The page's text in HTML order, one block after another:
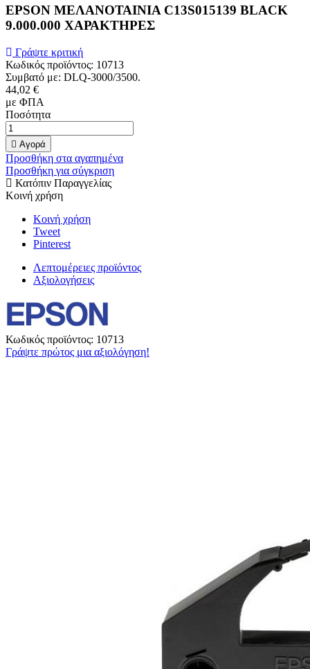
EPSON ΜΕΛΑΝΟΤΑΙΝΙΑ C13S015139 BLACK
9.000.000 ΧΑΡΑΚΤΗΡΕΣ
Γράψτε κριτική
Κωδικός προϊόντος: 10713
Συμβατό με: DLQ-3000/3500.
44,02 €
με ΦΠΑ
Ποσότητα
 Αγορά
Προσθήκη στα αγαπημένα
Προσθήκη για σύγκριση
Κατόπιν Παραγγελίας
Κοινή χρήση
Κοινή χρήση
Tweet
Pinterest
Λεπτομέρειες προϊόντος
Αξιολογήσεις
Κωδικός προϊόντος: 10713
Γράψτε πρώτος μια αξιολόγηση!